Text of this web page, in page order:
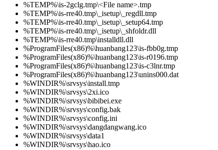
%TEMP%\is-2gclg.tmp\<File name>.tmp
%TEMP%\is-rre40.tmp\_isetup\_regdll.tmp
%TEMP%\is-rre40.tmp\_isetup\_setup64.tmp
%TEMP%\is-rre40.tmp\_isetup\_shfoldr.dll
%TEMP%\is-rre40.tmp\installdll.dll
%ProgramFiles(x86)%\huanbang123\is-fbb0g.tmp
%ProgramFiles(x86)%\huanbang123\is-r0196.tmp
%ProgramFiles(x86)%\huanbang123\is-c3lnr.tmp
%ProgramFiles(x86)%\huanbang123\unins000.dat
%WINDIR%\srvsys\install.tmp
%WINDIR%\srvsys\2xi.ico
%WINDIR%\srvsys\bibibei.exe
%WINDIR%\srvsys\config.bak
%WINDIR%\srvsys\config.ini
%WINDIR%\srvsys\dangdangwang.ico
%WINDIR%\srvsys\data1
%WINDIR%\srvsys\hao.ico